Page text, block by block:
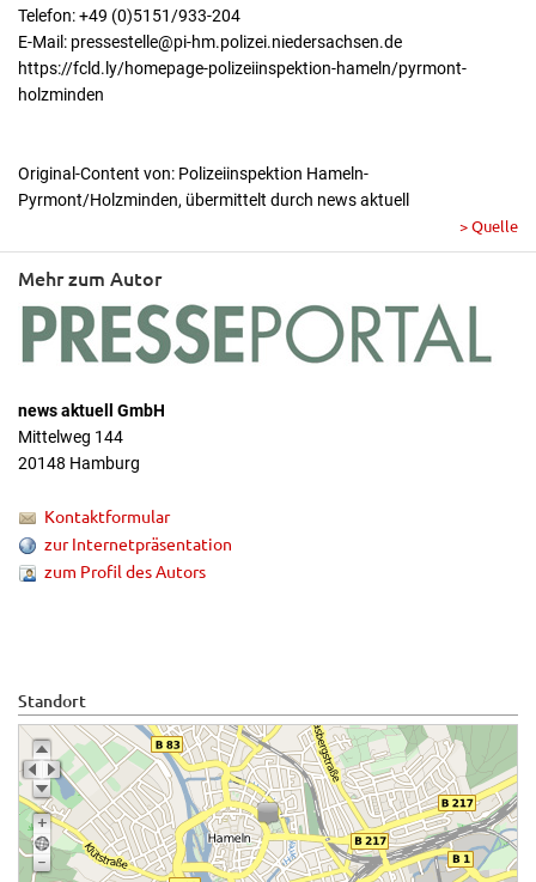
Telefon: +49 (0)5151/933-204
E-Mail: pressestelle@pi-hm.polizei.niedersachsen.de
https://fcld.ly/homepage-polizeiinspektion-hameln/pyrmont-
holzminden
Original-Content von: Polizeiinspektion Hameln-
Pyrmont/Holzminden, übermittelt durch news aktuell
> Quelle
Mehr zum Autor
news aktuell GmbH
Mittelweg 144
20148 Hamburg
Kontaktformular
zur Internetpräsentation
zum Profil des Autors
Standort